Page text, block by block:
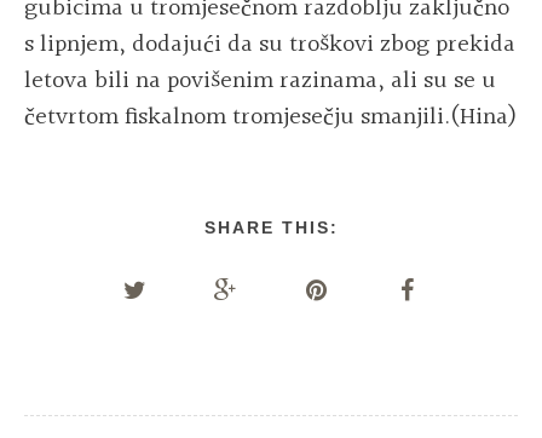
gubicima u tromjesečnom razdoblju zaključno
s lipnjem, dodajući da su troškovi zbog prekida
letova bili na povišenim razinama, ali su se u
četvrtom fiskalnom tromjesečju smanjili.(Hina)
SHARE THIS: